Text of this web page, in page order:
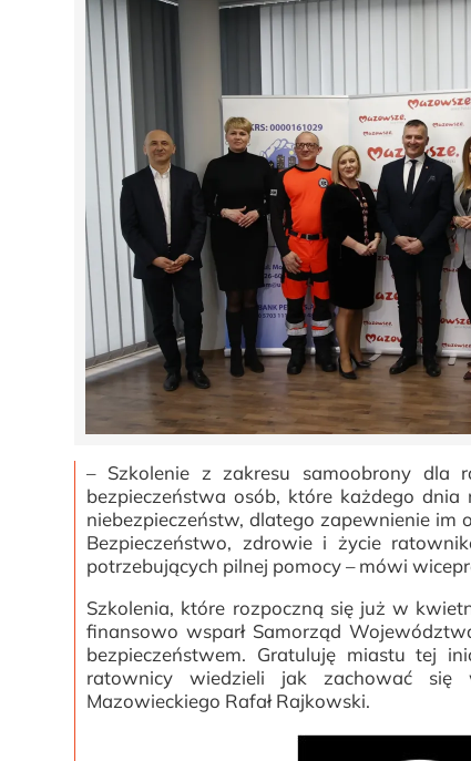
– Szkolenie z zakresu samoobrony
bezpieczeństwa osób, które każdego
niebezpieczeństw, dlatego zapewnienie
Bezpieczeństwo, zdrowie i życie
potrzebujących pilnej pomocy – mówi
Szkolenia, które rozpoczną się już w
finansowo wsparł Samorząd
bezpieczeństwem. Gratuluję miastu tej
ratownicy wiedzieli jak zachować się
Mazowieckiego Rafał Rajkowski.